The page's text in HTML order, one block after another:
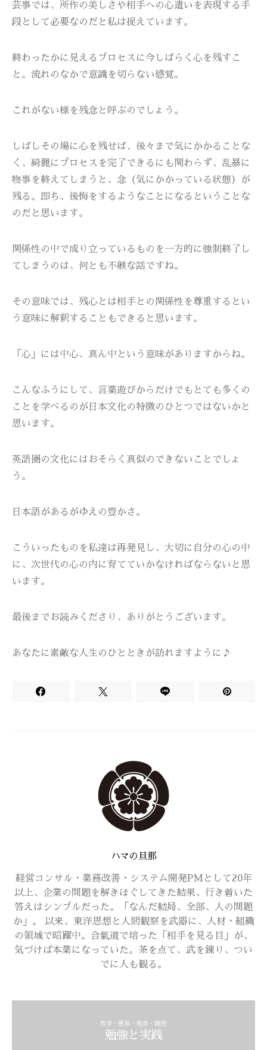
芸事では、所作の美しさや相手への心遣いを表現する手
段として必要なのだと私は捉えています。
終わったかに見えるプロセスに今しばらく心を残すこ
と。流れのなかで意識を切らない感覚。
これがない様を残念と呼ぶのでしょう。
しばしその場に心を残せば、後々まで気にかかることな
く、綺麗にプロセスを完了できるにも関わらず、乱暴に
物事を終えてしまうと、念（気にかかっている状態）が
残る。即ち、後悔をするようなことになるということな
のだと思います。
関係性の中で成り立っているものを一方的に強制終了し
てしまうのは、何とも不躾な話ですね。
その意味では、残心とは相手との関係性を尊重するとい
う意味に解釈することもできると思います。
「心」には中心、真ん中という意味がありますからね。
こんなふうにして、言葉遊びからだけでもとても多くの
ことを学べるのが日本文化の特徴のひとつではないかと
思います。
英語圏の文化にはおそらく真似のできないことでしょ
う。
日本語があるがゆえの豊かさ。
こういったものを私達は再発見し、大切に自分の心の中
に、次世代の心の内に育てていかなければならないと思
います。
最後までお読みくださり、ありがとうございます。
あなたに素敵な人生のひとときが訪れますように♪
ハマの旦那
経営コンサル・業務改善・システム開発PMとして20年
以上、企業の問題を解きほぐしてきた結果、行き着いた
答えはシンプルだった。「なんだ結局、全部、人の問題
か」。 以来、東洋思想と人間観察を武器に、人材・組織
の領域で暗躍中。合氣道で培った「相手を見る目」が、
気づけば本業になっていた。茶を点て、武を錬り、つい
でに人も観る。
哲学・思索・処世・随想
勉強と実践